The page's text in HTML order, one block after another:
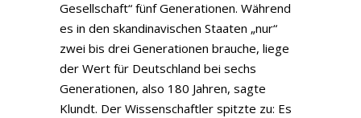
Gesellschaft“ fünf Generationen. Während
es in den skandinavischen Staaten „nur“
zwei bis drei Generationen brauche, liege
der Wert für Deutschland bei sechs
Generationen, also 180 Jahren, sagte
Klundt. Der Wissenschaftler spitzte zu: Es